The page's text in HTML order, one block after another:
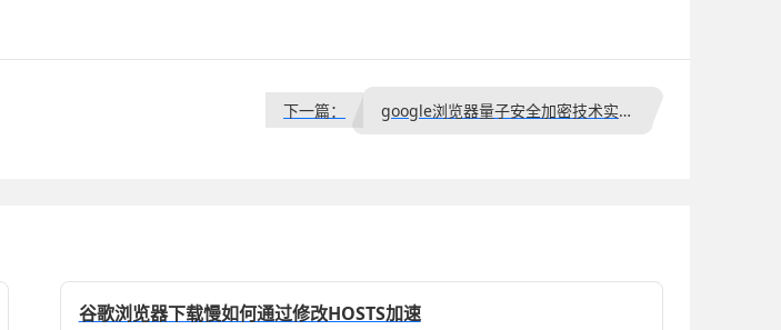
下一篇： google浏览器量子安全加密技术实战
谷歌浏览器下载慢如何通过修改HOSTS加速